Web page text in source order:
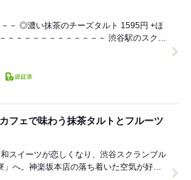
円 +ほ
フェで味わう抹茶タルトとフルーツ
スイーツが恋しくなり、渋谷スクランブル
」へ。神楽坂本店の落ち着いた空気が好き